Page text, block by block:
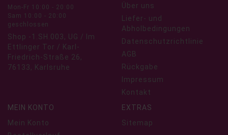
Mon-Fr 10:00 - 20:00
Sam 10:00 - 20:00
geschlossen
Shop -1.SH.003, UG / Im
Ettlinger Tor / Karl-
Friedrich-Straße 26,
76133, Karlsruhe
Über uns
Liefer- und
Abholbedingungen
Datenschutzrichtlinie
AGB
Rückgabe
Impressum
Kontakt
MEIN KONTO
Mein Konto
EXTRAS
Sitemap